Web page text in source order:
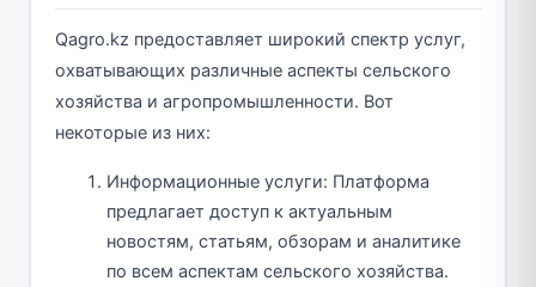
Qagro.kz предоставляет широкий спектр услуг,
охватывающих различные аспекты сельского
хозяйства и агропромышленности. Вот
некоторые из них:
Информационные услуги: Платформа
предлагает доступ к актуальным
новостям, статьям, обзорам и аналитике
по всем аспектам сельского хозяйства.